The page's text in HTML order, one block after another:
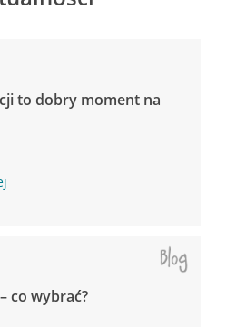
to dobry moment na
co wybrać?